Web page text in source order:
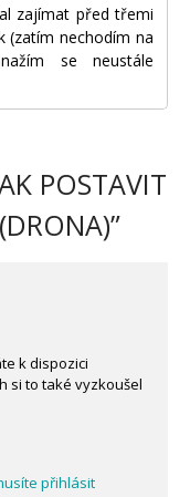
zajímat před třemi
(zatím nechodím na
se neustále
POSTAVIT
”
k dispozici
si to také vyzkoušel
přihlásit